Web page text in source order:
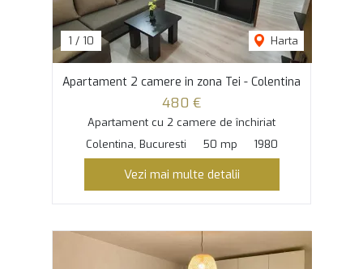
1 / 10 Harta
Apartament 2 camere in zona Tei - Colentina
480 €
Apartament cu 2 camere de închiriat
Colentina, Bucuresti
50 mp 1980
Vezi mai multe detalii